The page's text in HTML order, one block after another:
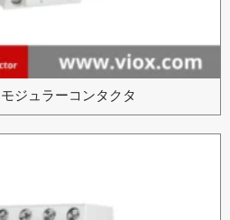
ジュラーコンタクタ